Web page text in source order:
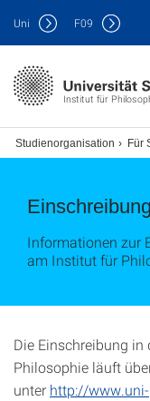
Institut für
Uni F09
Studienorganisation Für
Einschreibung
Informationen zur
am Institut für
Die Einschreibung
Philosophie läuft
unter http://www.uni-